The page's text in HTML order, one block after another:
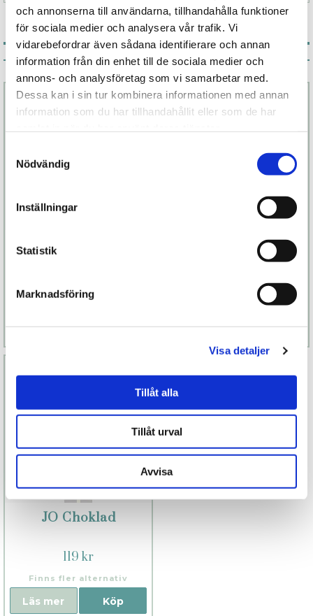
och annonserna till användarna, tillhandahålla funktioner
för sociala medier och analysera vår trafik. Vi
vidarebefordrar även sådana identifierare och annan
information från din enhet till de sociala medier och
annons- och analysföretag som vi samarbetar med.
Dessa kan i sin tur kombinera informationen med annan
information som du har tillhandahållit eller som de har
Nödvändig
Inställningar
Statistik
Marknadsföring
Visa detaljer
Tillåt alla
Tillåt urval
Avvisa
Associerade produkter
JO Vanilj
Köp
Läs mer
JO Vattenmelon
Finns fler alternativ
Köp
Läs mer
JO Choklad
119 kr
Finns fler alternativ
Köp
Läs mer